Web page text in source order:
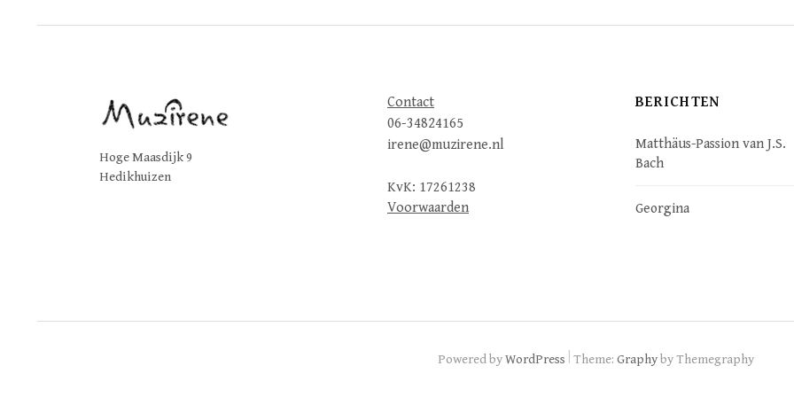
Hoge Maasdijk 9
Hedikhuizen
Contact
06-34824165
irene@muzirene.nl
KvK: 17261238
Voorwaarden
BERICHTEN
Matthäus-Passion van J.S.
Bach
Georgina
Powered byWordPress Theme: Graphyby Themegraphy